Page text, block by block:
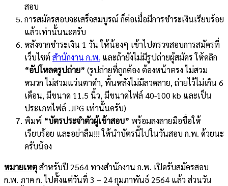
สอบ
การสมัครสอบจะเสร็จสมบูรณ์ ก็ต่อเมื่อมีการชำระเงินเรียบร้อย
แล้วเท่านั้นนะครับ
หลังจากชำระเงิน 1 วัน ให้น้องๆ เข้าไปตรวจสอบการสมัครที่
เว็บไซต์ สำนักงาน ก.พ. และถ้ายังไม่มีรูปถ่ายผู้สมัคร ให้คลิก
“อัปโหลดรูปถ่าย” (รูปถ่ายที่ถูกต้อง ต้องหน้าตรง ไม่สวม
หมวก ไม่สวมแว่นตาดำ, พื้นหลังไม่มีลวดลาย, ถ่ายไว้ไม่เกิน 6
เดือน, มีขนาด 11.5 นิ้ว, มีขนาดไฟล์ 40-100 kb และเป็น
ประเภทไฟล์ .JPG เท่านั้นครับ)
พิมพ์ “บัตรประจำตัวผู้เข้าสอบ” พร้อมลงลายมือชื่อให้
เรียบร้อย และอย่าลืม!!! ให้นำบัตรนี้ไปในวันสอบ ก.พ. ด้วยนะ
ครับน้อง
หมายเหตุสำหรับปี 2564 ทางสำนักงาน ก.พ. เปิดรับสมัครสอบ
ก.พ. ภาค ก. ไปตั้งแต่วันที่ 3 – 24 กุมภาพันธ์ 2564 แล้ว ส่วนวัน